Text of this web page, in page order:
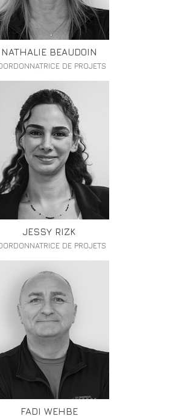
NATHALIE BEAUDOIN
DE PROJETS
JESSY RIZK
DE PROJETS
FADI WEHBE